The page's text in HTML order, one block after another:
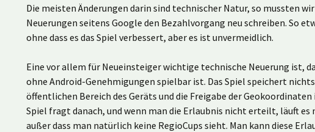
Die meisten Änderungen darin sind technischer Natur, so mussten
Neuerungen seitens Google den Bezahlvorgang neu schreiben. So
ohne dass es das Spiel verbessert, aber es ist unvermeidlich.
Eine vor allem für Neueinsteiger wichtige technische Neuerung ist,
ohne Android-Genehmigungen spielbar ist. Das Spiel speichert
öffentlichen Bereich des Geräts und die Freigabe der
Spiel fragt danach, und wenn man die Erlaubnis nicht erteilt, läuft es
außer dass man natürlich keine RegioCups sieht. Man kann diese